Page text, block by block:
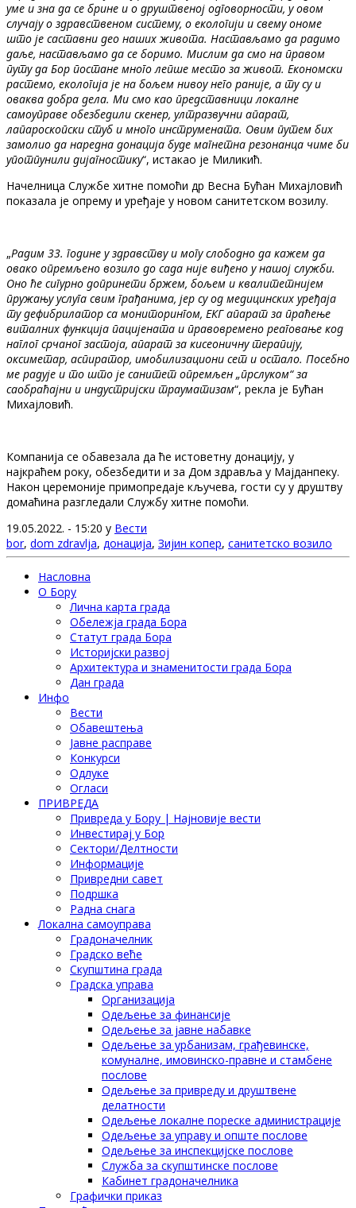
уме и зна да се брине и о друштвеној одговорности, у овом
случају о здравственом систему, о екологији и свему ономе
што је саставни део наших живота. Настављамо да радимо
даље, настављамо да се боримо. Мислим да смо на правом
путу да Бор постане много лепше место за живот. Економски
растемо, екологија је на бољем нивоу него раније, а ту су и
оваква добра дела. Ми смо као представници локалне
самоуправе обезбедили скенер, ултразвучни апарат,
лапароскопски стуб и много инструмената. Овим путем бих
замолио да наредна донација буде магнетна резонанца чиме би
употпунили дијагностику“, истакао је Миликић.
Начелница Службе хитне помоћи др Весна Бућан Михајловић
показала је опрему и уређаје у новом санитетском возилу.
„Радим 33. године у здравству и могу слободно да кажем да
овако опремљено возило до сада није виђено у нашој служби.
Оно ће сигурно допринети бржем, бољем и квалитетнијем
пружању услуга свим грађанима, јер су од медицинских уређаја
ту дефибрилатор са мониторингом, ЕКГ апарат за праћење
виталних функција пацијената и правовремено реаговање код
наглог срчаног застоја, апарат за кисеоничну терапију,
оксиметар, аспиратор, имобилизациони сет и остало. Посебно
ме радује и то што је санитет опремљен „прслуком“ за
саобраћајни и индустријски трауматизам“, рекла је Бућан
Михајловић.
Компанија се обавезала да ће истоветну донацију, у
најкраћем року, обезбедити и за Дом здравља у Мајданпеку.
Након церемоније примопредаје кључева, гости су у друштву
домаћина разгледали Службу хитне помоћи.
19.05.2022. - 15:20 у Вести
bor, dom zdravlja, донација, Зијин копер, санитетско возило
Насловна
О Бору
Лична карта града
Обележја града Бора
Статут града Бора
Историјски развој
Архитектура и знаменитости града Бора
Дан града
Инфо
Вести
Обавештења
Јавне расправе
Конкурси
Одлуке
Огласи
ПРИВРЕДА
Привреда у Бору | Најновије вести
Инвестирај у Бор
Сектори/Делтности
Информације
Привредни савет
Подршка
Радна снага
Локална самоуправа
Градоначелник
Градско веће
Скупштина града
Градска управа
Организација
Одељење за финансије
Одељење за јавне набавке
Одељење за урбанизам, грађевинске,
комуналне, имовинско-правне и стамбене
послове
Одељење за привреду и друштвене
делатности
Одељење локалне пореске администрације
Одељење за управу и опште послове
Одељење за инспекцијске послове
Служба за скупштинске послове
Кабинет градоначелника
Графички приказ